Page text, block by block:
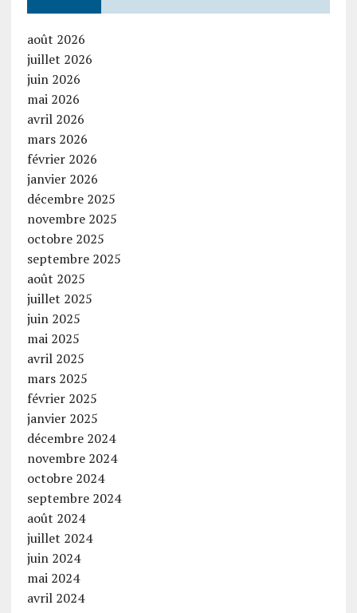
août 2026
juillet 2026
juin 2026
mai 2026
avril 2026
mars 2026
février 2026
janvier 2026
décembre 2025
novembre 2025
octobre 2025
septembre 2025
août 2025
juillet 2025
juin 2025
mai 2025
avril 2025
mars 2025
février 2025
janvier 2025
décembre 2024
novembre 2024
octobre 2024
septembre 2024
août 2024
juillet 2024
juin 2024
mai 2024
avril 2024